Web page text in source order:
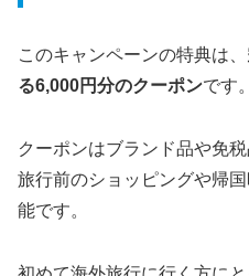
このキャンペーンの特典は、
る6,000円分のクーポンです。
クーポンはブランド品や免
旅行前のショッピングや帰
能です。